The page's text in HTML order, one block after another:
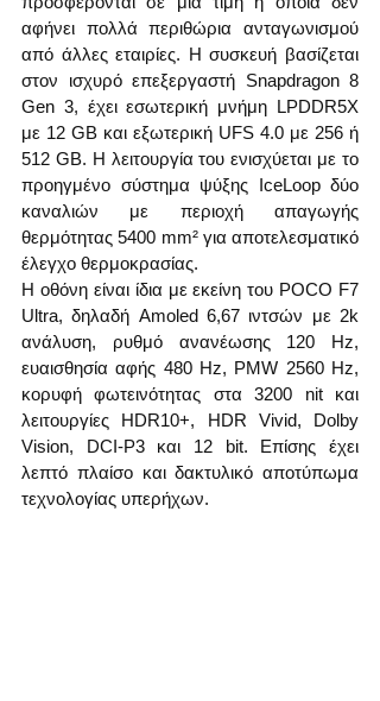
αφήνει πολλά περιθώρια ανταγωνισμού
από άλλες εταιρίες. Η συσκευή βασίζεται
στον ισχυρό επεξεργαστή Snapdragon 8
Gen 3, έχει εσωτερική μνήμη LPDDR5X
με 12 GB και εξωτερική UFS 4.0 με 256 ή
512 GB. Η λειτουργία του ενισχύεται με το
προηγμένο σύστημα ψύξης IceLoop δύο
καναλιών με περιοχή απαγωγής
θερμότητας 5400 mm² για αποτελεσματικό
έλεγχο θερμοκρασίας.
Η οθόνη είναι ίδια με εκείνη του POCO F7
Ultra, δηλαδή Amoled 6,67 ιντσών με 2k
ανάλυση, ρυθμό ανανέωσης 120 Hz,
ευαισθησία αφής 480 Hz, PMW 2560 Hz,
κορυφή φωτεινότητας στα 3200 nit και
λειτουργίες HDR10+, HDR Vivid, Dolby
Vision, DCI-P3 και 12 bit. Επίσης έχει
λεπτό πλαίσο και δακτυλικό αποτύπωμα
τεχνολογίας υπερήχων.